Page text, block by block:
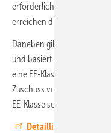
erforderlichen
erreichen die EE-Klasse.
Daneben gibt es außerdem
und basiert auf einer
eine EE-Klasse oder NH-
Zuschuss von 2,5 Prozent.
EE-Klasse sogar fünf
Detaillierte